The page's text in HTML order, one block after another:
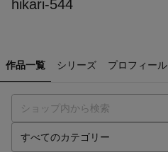
hikari-544
作品一覧 シリーズ プロフィール